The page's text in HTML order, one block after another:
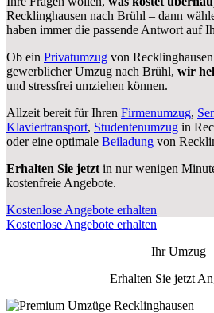
Recklinghausen nach Brühl – dann
haben immer die passende Antwort auf
Ob ein Privatumzug von
gewerblicher Umzug nach Brühl, wir
und stressfrei umziehen können.
Allzeit bereit für Ihren Firmenumzug,
Klaviertransport, Studentenumzug in
oder eine optimale Beiladung von
Erhalten Sie jetzt in nur wenigen
kostenfreie Angebote.
Kostenlose Angebote erhalten
Kostenlose Angebote erhalten
Ihr Umzug
Erhalten Sie jetzt